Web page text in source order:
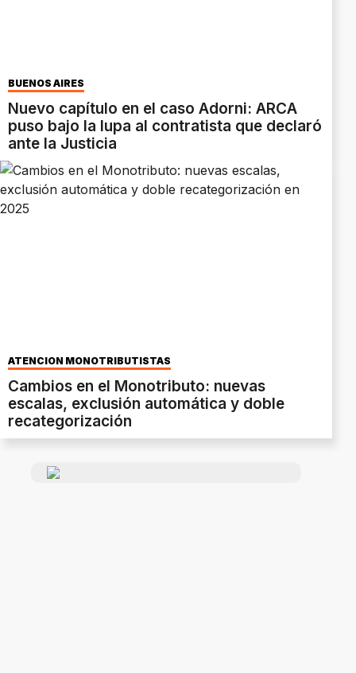
BUENOS AIRES
Nuevo capítulo en el caso Adorni: ARCA
puso bajo la lupa al contratista que declaró
ante la Justicia
ATENCIÓN MONOTRIBUTISTAS
Cambios en el Monotributo: nuevas
escalas, exclusión automática y doble
recategorización